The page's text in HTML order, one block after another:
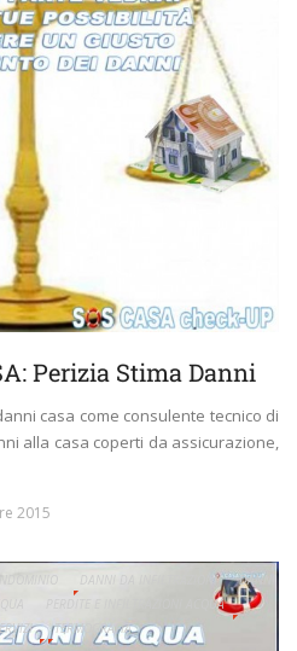
Perizia Stima Danni
casa come consulente tecnico di
alla casa coperti da assicurazione,
2015
DANNI DA INFILTRAZIONI
DANNI
PERDITE E INFILTRAZIONI ACQUA
TERMOGRAFIA